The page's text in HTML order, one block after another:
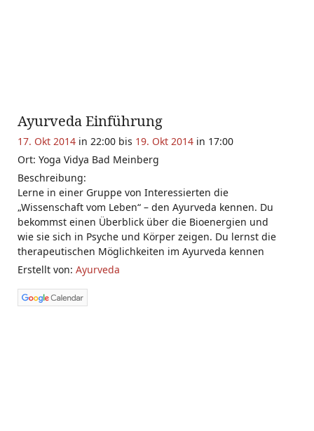
Ayurveda Einführung
17. Okt 2014 in 22:00 bis 19. Okt 2014 in 17:00
Ort: Yoga Vidya Bad Meinberg
Beschreibung:
Lerne in einer Gruppe von Interessierten die
„Wissenschaft vom Leben“ – den Ayurveda kennen. Du
bekommst einen Überblick über die Bioenergien und
wie sie sich in Psyche und Körper zeigen. Du lernst die
therapeutischen Möglichkeiten im Ayurveda kennen
Erstellt von: Ayurveda